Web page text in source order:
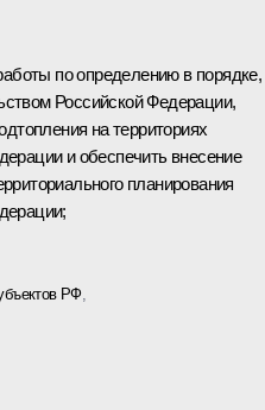
по определению в порядке,
Российской Федерации,
на территориях
и обеспечить внесение
планирования
РФ,